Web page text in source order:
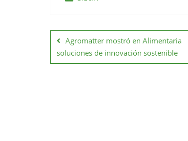
Agromatter mostró en Alimentaria
soluciones de innovación sostenible